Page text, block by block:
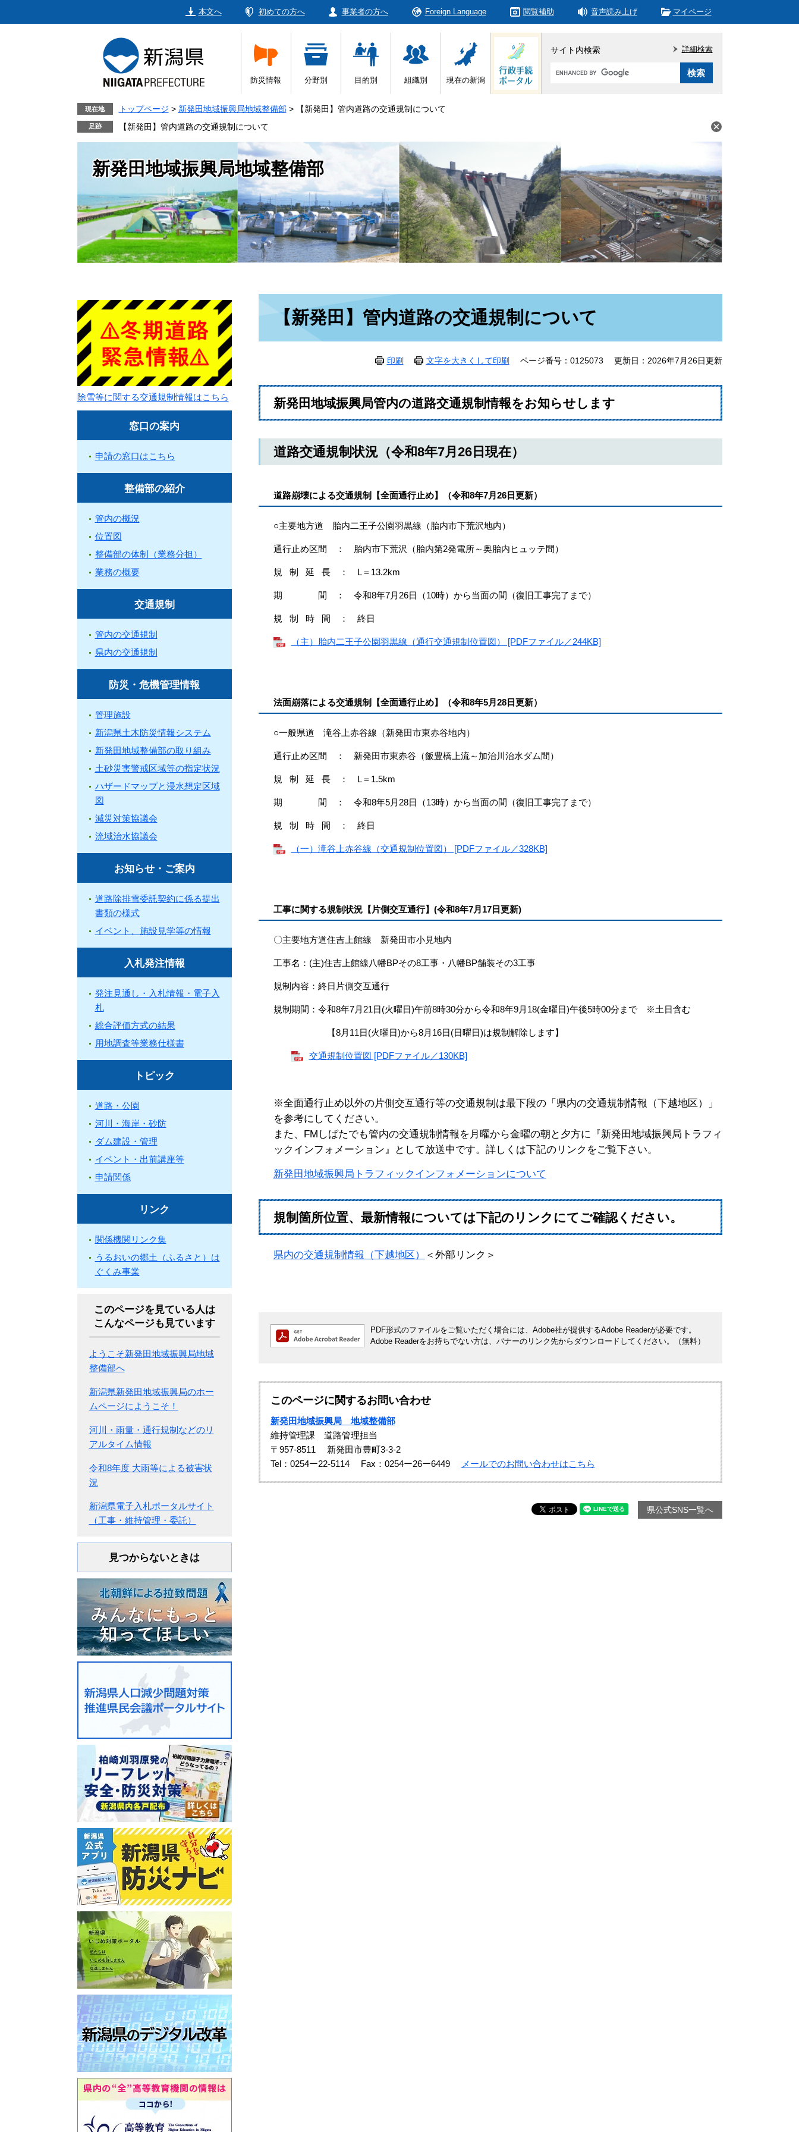
本文へ 初めての方へ 事業者の方へ Foreign Language 閲覧補助 音声読み上げ マイページ
防災情報 分野別 目的別 組織別 現在の新潟
サイト内検索
Google
詳細検索
現在地 トップページ > 新発田地域振興局地域整備部 >
【新発田】管内道路の交通規制について
【新発田】管内道路の交通規制について
新発田地域振興局地域整備部
【新発田】管内道路の交通規制について
印刷 文字を大きくして印刷 ページ番号：0125073 更新日：2026年7月26日更新
新発田地域振興局管内の道路交通規制情報をお知らせします
道路交通規制状況（令和8年7月26日現在）
道路崩壊による交通規制【全面通行止め】（令和8年7月26日更新）
○主要地方道 胎内二王子公園羽黒線（胎内市下荒沢地内）
通行止め区間 ： 胎内市下荒沢（胎内第2発電所～奥胎内ヒュッテ間）
規 制 延 長 ： L＝13.2km
期 間 ： 令和8年7月26日（10時）から当面の間（復旧工事完了まで）
規 制 時 間 ： 終日
（主）胎内二王子公園羽黒線（通行交通規制位置図） [PDFファイル／244KB]
法面崩落による交通規制【全面通行止め】（令和8年5月28日更新）
○一般県道 滝谷上赤谷線（新発田市東赤谷地内）
通行止め区間 ： 新発田市東赤谷（飯豊橋上流～加治川治水ダム間）
規 制 延 長 ： L＝1.5km
期 間 ： 令和8年5月28日（13時）から当面の間（復旧工事完了まで）
規 制 時 間 ： 終日
（一）滝谷上赤谷線（交通規制位置図） [PDFファイル／328KB]
工事に関する規制状況【片側交互通行】(令和8年7月17日更新)
〇主要地方道住吉上館線 新発田市小見地内
工事名：(主)住吉上館線八幡BPその8工事・八幡BP舗装その3工事
規制内容：終日片側交互通行
規制期間：令和8年7月21日(火曜日)午前8時30分から令和8年9月18(金曜日)午後5時00分まで ※土日含む
【8月11日(火曜日)から8月16日(日曜日)は規制解除します】
交通規制位置図 [PDFファイル／130KB]
※全面通行止め以外の片側交互通行等の交通規制は最下段の「県内の交通規制情報（下越地区）」
を参考にしてください。
また、FMしばたでも管内の交通規制情報を月曜から金曜の朝と夕方に『新発田地域振興局トラフィ
ックインフォメーション』として放送中です。詳しくは下記のリンクをご覧下さい。
新発田地域振興局トラフィックインフォメーションについて
規制箇所位置、最新情報については下記のリンクにてご確認ください。
県内の交通規制情報（下越地区） ＜外部リンク＞
PDF形式のファイルをご覧いただく場合には、Adobe社が提供するAdobe Readerが必要です。
Adobe Readerをお持ちでない方は、バナーのリンク先からダウンロードしてください。（無料）
このページに関するお問い合わせ
新発田地域振興局 地域整備部
維持管理課 道路管理担当
〒957-8511
新発田市豊町3-3-2
Tel：0254ー22-5114
Fax：0254ー26ー6449 メールでのお問い合わせはこちら
県公式SNS一覧へ
除雪等に関する交通規制情報はこちら
窓口の案内
申請の窓口はこちら
整備部の紹介
管内の概況
位置図
整備部の体制（業務分担）
業務の概要
交通規制
管内の交通規制
県内の交通規制
防災・危機管理情報
管理施設
新潟県土木防災情報システム
新発田地域整備部の取り組み
土砂災害警戒区域等の指定状況
ハザードマップと浸水想定区域
図
減災対策協議会
流域治水協議会
お知らせ・ご案内
道路除排雪委託契約に係る提出
書類の様式
イベント、施設見学等の情報
入札発注情報
発注見通し・入札情報・電子入
札
総合評価方式の結果
用地調査等業務仕様書
トピック
道路・公園
河川・海岸・砂防
ダム建設・管理
イベント・出前講座等
申請関係
リンク
関係機関リンク集
うるおいの郷土（ふるさと）は
ぐくみ事業
このページを見ている人は
こんなページも見ています
ようこそ新発田地域振興局地域
整備部へ
新潟県新発田地域振興局のホー
ムページにようこそ！
河川・雨量・通行規制などのリ
アルタイム情報
令和8年度 大雨等による被害状
況
新潟県電子入札ポータルサイト
（工事・維持管理・委託）
見つからないときは